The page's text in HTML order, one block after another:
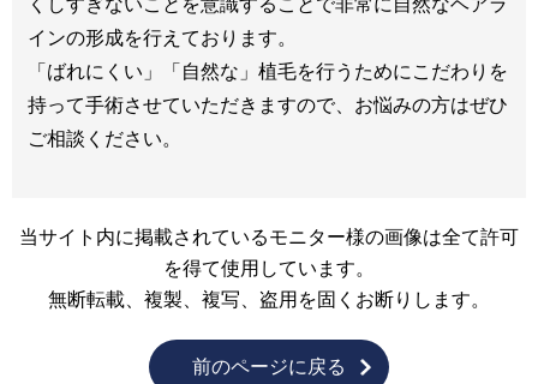
くしすぎないことを意識することで非常に自然なヘアラ
インの形成を行えております。
「ばれにくい」「自然な」植毛を行うためにこだわりを
持って手術させていただきますので、お悩みの方はぜひ
ご相談ください。
当サイト内に掲載されているモニター様の画像は全て許可
を得て使用しています。
無断転載、複製、複写、盗用を固くお断りします。
前のページに戻る